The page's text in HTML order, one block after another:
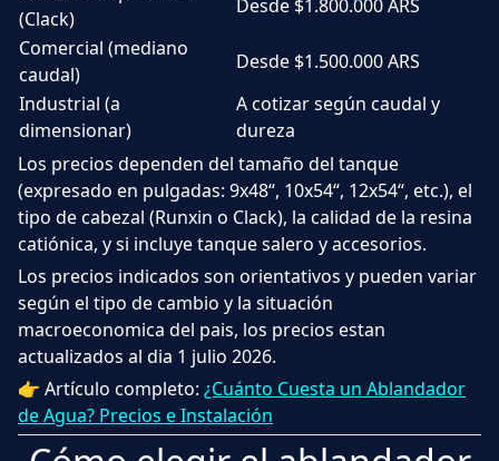
(Clack)
Desde $1.800.000 ARS
Comercial (mediano
caudal)
Desde $1.500.000 ARS
Industrial (a
dimensionar)
A cotizar según caudal y
dureza
Los precios dependen del tamaño del tanque
(expresado en pulgadas: 9x48“, 10x54“, 12x54“, etc.), el
tipo de cabezal (Runxin o Clack), la calidad de la resina
catiónica, y si incluye tanque salero y accesorios.
Los precios indicados son orientativos y pueden variar
según el tipo de cambio y la situación
macroeconomica del pais, los precios estan
actualizados al dia 1 julio 2026.
👉 Artículo completo: ¿Cuánto Cuesta un Ablandador
de Agua? Precios e Instalación